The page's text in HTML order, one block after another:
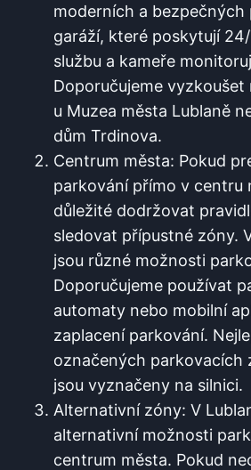
moderních a bezpečných
garáží, které poskytují
službu a kameře
Doporučujeme vyzkoušet
u Muzea města Lublaně
dům Trdinova.
Centrum města: Pokud
parkování přímo v centru
důležité dodržovat
sledovat přípustné zóny.
jsou různé možnosti
Doporučujeme používat
automaty nebo mobilní
zaplacení parkování.
označených parkovacích
jsou vyznačeny na silnici.
Alternativní zóny: V
alternativní možnosti
centrum města. Pokud